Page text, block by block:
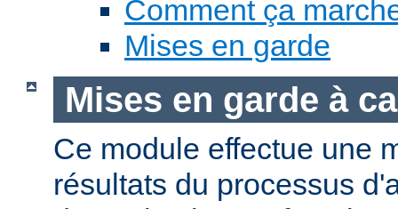
Comment ça
Mises en garde
Mises en garde à
Ce module effectue une
résultats du processus